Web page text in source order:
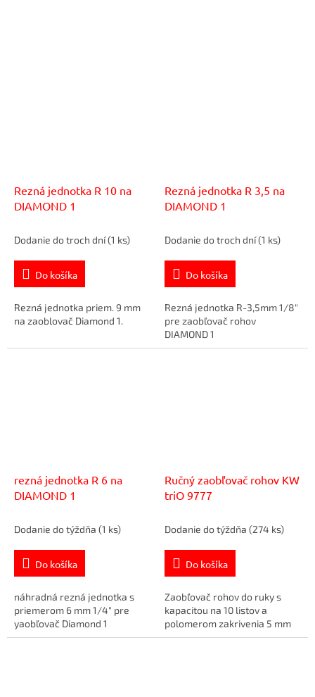
Rezná jednotka R 10 na
DIAMOND 1
Dodanie do troch dní(1 ks)
Do košíka
Rezná jednotka priem. 9 mm
na zaoblovač Diamond 1.
Rezná jednotka R 3,5 na
DIAMOND 1
Dodanie do troch dní(1 ks)
Do košíka
Rezná jednotka R-3,5mm 1/8"
pre zaobľovač rohov
DIAMOND 1
rezná jednotka R 6 na
DIAMOND 1
Dodanie do týždňa (1 ks)
Do košíka
náhradná rezná jednotka s
priemerom 6 mm 1/4" pre
yaobľovač Diamond 1
Ručný zaobľovač rohov KW
triO 9777
Dodanie do týždňa (274 ks)
Do košíka
Zaobľovač rohov do ruky s
kapacitou na 10 listov a
polomerom zakrivenia 5 mm